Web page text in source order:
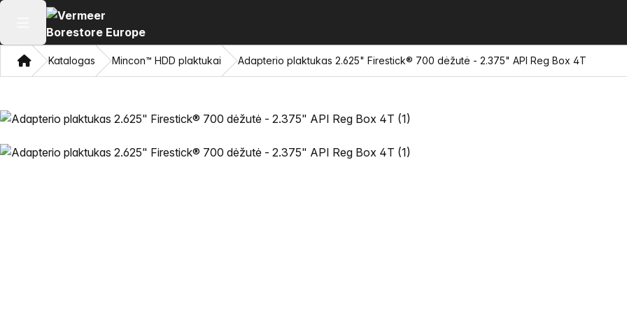
Atidaryti pagrindinį meniu
NamonKatalogas Mincon™ HDD plaktukai Adapterio plaktukas 2.625" Firestick® 700 dėžutė - 2.375" API Reg Box 4T